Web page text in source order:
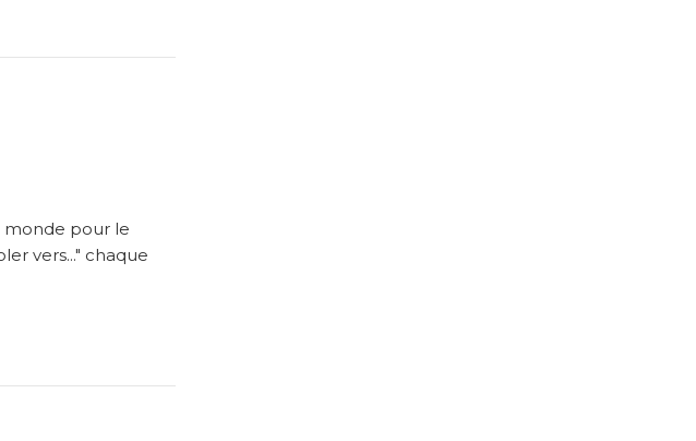
monde pour le
vers..." chaque